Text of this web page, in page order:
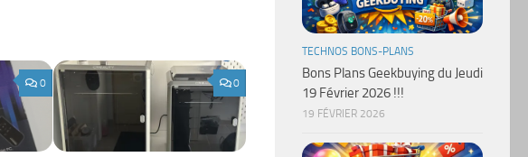
0 0
TECHNOS BONS-PLANS
Bons Plans Geekbuying du Jeudi
19 Février 2026 !!!
19 FÉVRIER 2026